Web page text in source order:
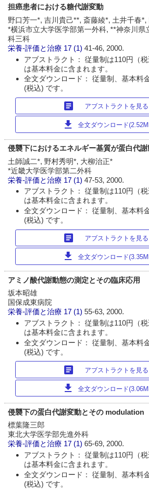
担癌患者における糖代謝変動
野口芳一*, 吉川貴己**, 斎藤綾*, 土井千春*,
*横浜市立大学医学部第一外科, **神奈川県
科三科
栄養-評価と治療 17 (1)41-46, 2000.
アブストラクト： 従量制は110円（
は基本料金に含まれます。
全文ダウンロード： 従量制、基本料
(税込) です。
article アブストラクトを見る
download 全文ダウンロード
侵襲下におけるエネルギー基質が蛋白代
土師誠二*, 野村秀明*, 大柳治正*
*近畿大学医学部第二外科
栄養-評価と治療 17 (1)47-53, 2000.
アブストラクト： 従量制は110円（
は基本料金に含まれます。
全文ダウンロード： 従量制、基本料
(税込) です。
article アブストラクトを見る
download 全文ダウンロード
アミノ酸代謝動態の測定とその臨床応用
坂本昭雄
国保成東病院
栄養-評価と治療 17 (1)55-63, 2000.
アブストラクト： 従量制は110円（
は基本料金に含まれます。
全文ダウンロード： 従量制、基本料
(税込) です。
article アブストラクトを見る
download 全文ダウンロード
侵襲下の蛋白代謝変動とその modulation
標葉隆三郎
東北大学医学部先進外科
栄養-評価と治療 17 (1)65-69, 2000.
アブストラクト： 従量制は110円（
は基本料金に含まれます。
全文ダウンロード： 従量制、基本料
(税込) です。